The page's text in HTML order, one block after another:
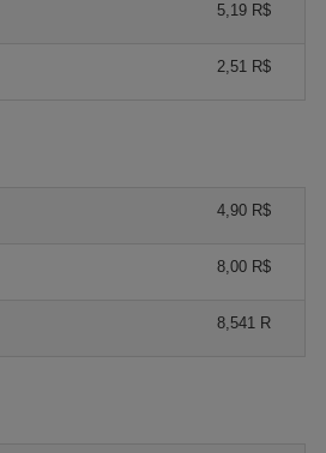
5,19 R$
2,51 R$
4,90 R$
8,00 R$
8,541 R